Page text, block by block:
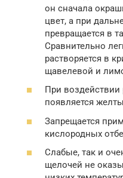
он сначала
цвет, а при
превращается в
Сравнительно
растворяется в
щавелевой и
При воздействии
появляется
Запрещается
кислородных
Слабые, так и
щелочей не